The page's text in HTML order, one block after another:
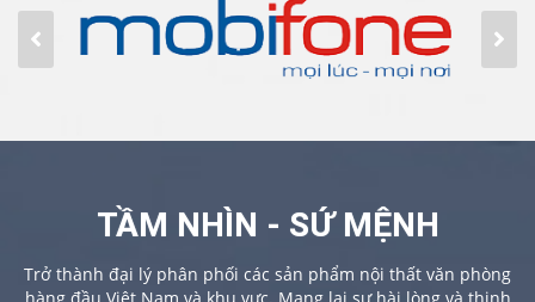
TẦM NHÌN - SỨ MỆNH
Trở thành đại lý phân phối các sản phẩm nội thất văn phòng